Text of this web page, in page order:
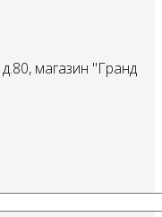
магазин "Гранд